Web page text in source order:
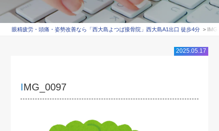
眼精疲労・頭痛・姿勢改善なら「西大島よつば接骨院」西大島A1出口 徒歩4分
2025.05.17
IMG_0097